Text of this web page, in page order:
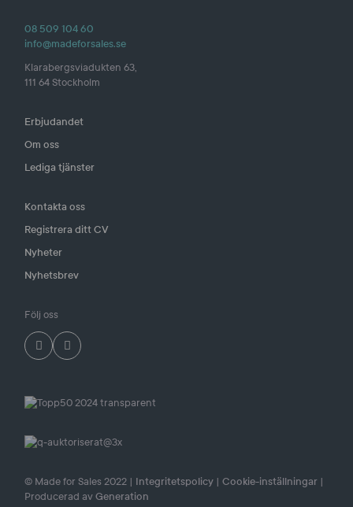
08 509 104 60
info@madeforsales.se
Klarabergsviadukten 63,
111 64 Stockholm
Erbjudandet
Om oss
Lediga tjänster
Kontakta oss
Registrera ditt CV
Nyheter
Nyhetsbrev
Följ oss
© Made for Sales 2022 | Integritetspolicy |Cookie-inställningar |
Producerad avGeneration